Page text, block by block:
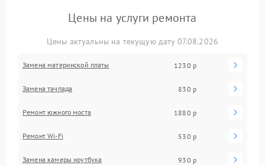
Цены на услуги ремонта
Цены актуальны на текущую дату 07.08.2026
Замена материнской платы 1230 р
Замена тачпада 830 р
Ремонт южного моста 1880 р
Ремонт Wi-Fi 530 р
Замена камеры ноутбука 930 р